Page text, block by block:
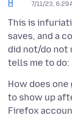
7/11/23, 6:29
This is
saves, and a
did not/do not
How does
to show up